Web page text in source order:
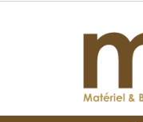
My wishlists
Crea lista
Accedi
Devi avere
prodotti nella tua